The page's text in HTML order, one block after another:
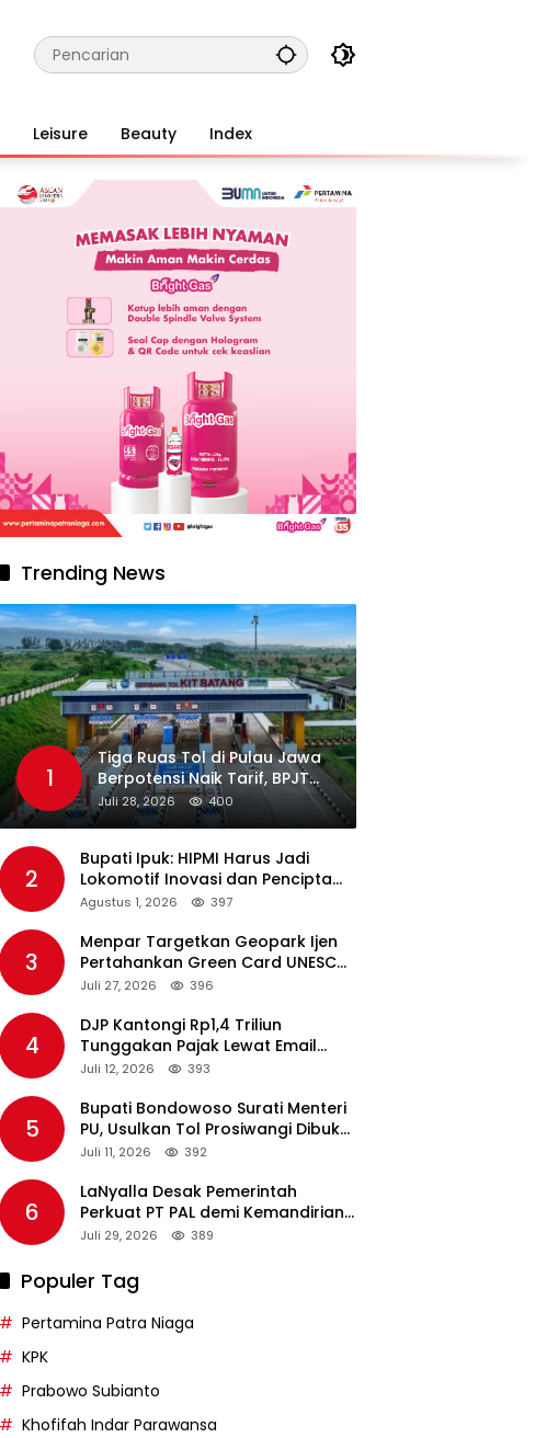
Leisure Beauty Index
Trending News
1
Tiga Ruas Tol di Pulau Jawa
Berpotensi Naik Tarif, BPJT
Tunggu Hasil Evaluasi
Standar Pelayanan
Juli 28, 2026 400
2
Bupati Ipuk: HIPMI Harus Jadi
Lokomotif Inovasi dan Pencipta
Lapangan Kerja
Agustus 1, 2026 397
3
Menpar Targetkan Geopark Ijen
Pertahankan Green Card UNESCO
pada Revalidasi Agustus 2026
Juli 27, 2026 396
4
DJP Kantongi Rp1,4 Triliun
Tunggakan Pajak Lewat Email
Pengingat, Total Piutang Masih
Juli 12, 2026 393
5
Bupati Bondowoso Surati Menteri
PU, Usulkan Tol Prosiwangi Dibuka
Sementara
Juli 11, 2026 392
6
LaNyalla Desak Pemerintah
Perkuat PT PAL demi Kemandirian
Industri Pertahanan Maritim
Juli 29, 2026 389
Populer Tag
Pertamina Patra Niaga
KPK
Prabowo Subianto
Khofifah Indar Parawansa